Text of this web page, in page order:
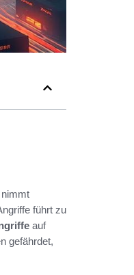
nimmt
führt zu
auf
gefährdet,